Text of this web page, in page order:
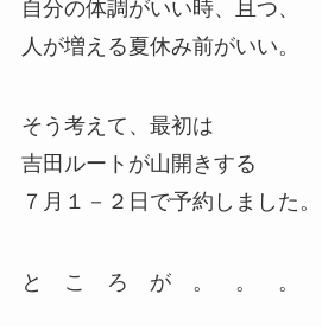
自分の体調がいい時、且つ、
人が増える夏休み前がいい。
そう考えて、最初は
吉田ルートが山開きする
７月１－２日で予約しました。
と こ ろ が 。 。 。